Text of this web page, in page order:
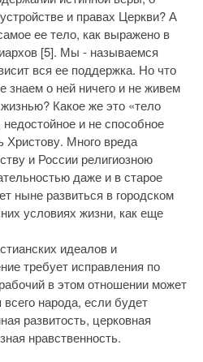
и правах Церкви? А
ее тело, как выражено в
[5]. Мы - называемся
вся ее поддержка. Но что
о ней ничего и не живем
Какое же это «тело
и не способное
Христову. Много вреда
и России религиозною
даже и в старое
ныне развиться в городском
условиях жизни, как еще
идеалов и
требует исправления по
в этом отношении может
народа, если будет
развитость, церковная
нравственность.